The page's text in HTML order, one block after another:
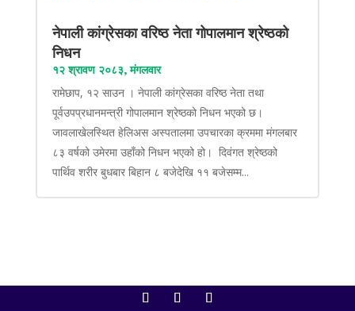
नेपाली कांग्रेसका वरिष्ठ नेता गोपालमान श्रेष्ठको
निधन
१२ श्रावण २०८३, मंगलवार
रामेछाप, १२ साउन । नेपाली कांग्रेसका वरिष्ठ नेता तथा
पूर्वउपप्रधानमन्त्री गोपालमान श्रेष्ठको निधन भएको छ।
जावलाखेलस्थित हेलिअस अस्पतालमा उपचारका क्रममा मंगलबार
८३ वर्षको उमेरमा उहाँको निधन भएको हो। दिवंगत श्रेष्ठको
पार्थिव शरीर बुधबार बिहान ८ बजेदेखि ११ बजेसम्म...